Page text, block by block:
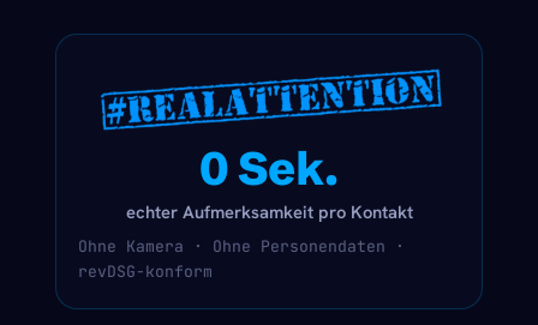
echter Aufmerksamkeit pro Kontakt
0 Sek.
Ohne Kamera · Ohne Personendaten ·
revDSG-konform